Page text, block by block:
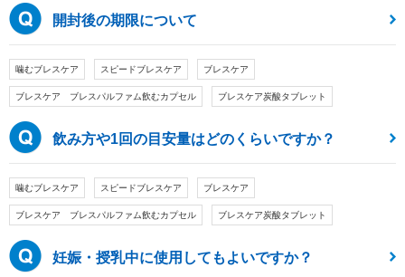
開封後の期限について
噛むブレスケア スピードブレスケア ブレスケア
ブレスケア ブレスパルファム飲むカプセル ブレスケア炭酸タブレット
飲み方や1回の目安量はどのくらいですか？
噛むブレスケア スピードブレスケア ブレスケア
ブレスケア ブレスパルファム飲むカプセル ブレスケア炭酸タブレット
妊娠・授乳中に使用してもよいですか？